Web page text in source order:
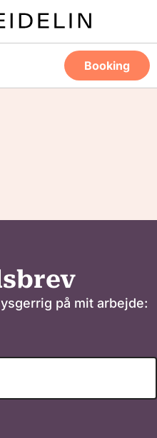
Booking
på mit arbejde: